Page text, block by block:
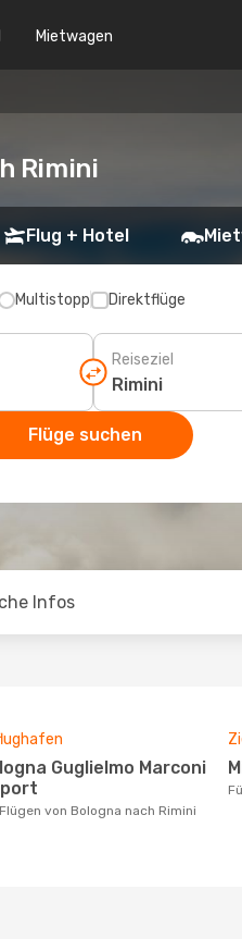
Mietwagen
Rimini
Flug + Hotel
Multistopp Direktflüge
Reiseziel
Flüge suchen
Infos
Flügen von Bologna nach Rimini